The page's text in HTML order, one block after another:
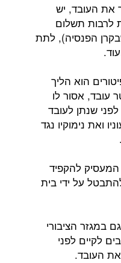
את העובד, יש
לרבות תשלום
הפנסיה), לתת
הוא הליך
עובד, אסור לו
שנתן לעובד
ואת נימוקיו נגד
המעסיק להקפיד
על ידי בית
במגזר הציבורי
לקיים לפני
העובד.